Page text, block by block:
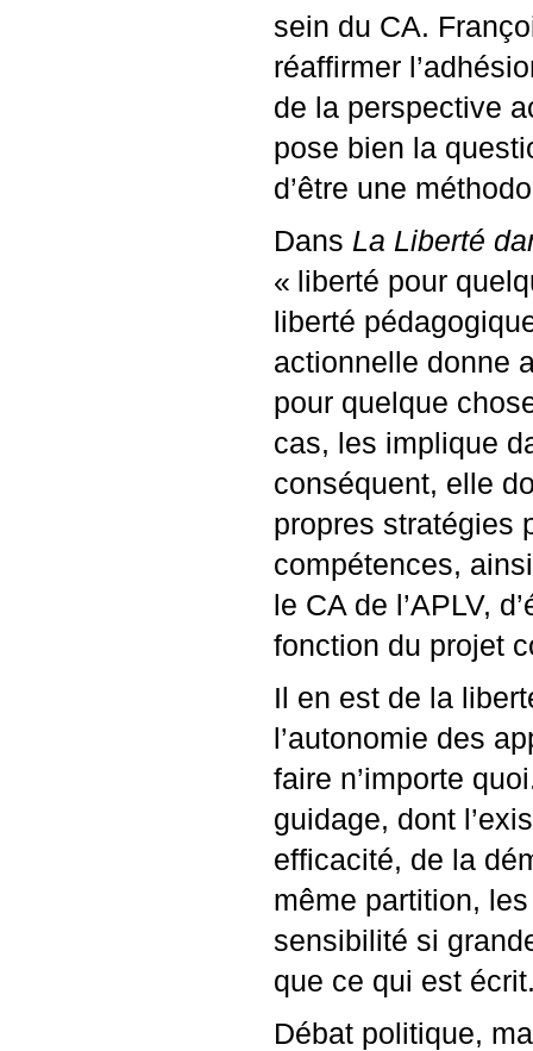
sein du CA.
réaffirmer
de la perspective
pose bien la
d’être une
Dans La Liberté
« liberté pour
liberté
actionnelle donne
pour quelque
cas, les implique
conséquent, elle
propres stratégies
compétences,
le CA de l’APLV,
fonction du projet
Il en est de la
l’autonomie des
faire n’importe
guidage, dont
efficacité, de la
même partition,
sensibilité si
que ce qui est
Débat politique,